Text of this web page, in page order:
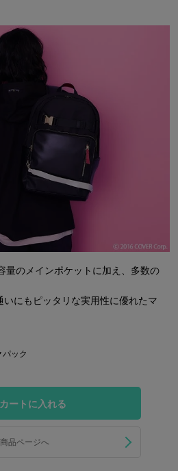
量のメインポケットに加え、多数の
にもピッタリな実用性に優れたマ
ック
カートに入れる
商品ページへ